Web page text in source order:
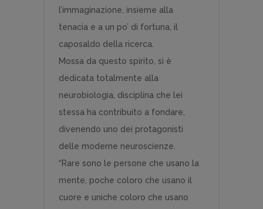
l’immaginazione, insieme alla
tenacia e a un po’ di fortuna, il
caposaldo della ricerca.
Mossa da questo spirito, si è
dedicata totalmente alla
neurobiologia, disciplina che lei
stessa ha contribuito a fondare,
divenendo uno dei protagonisti
delle moderne neuroscienze.
“Rare sono le persone che usano la
mente, poche coloro che usano il
cuore e uniche coloro che usano